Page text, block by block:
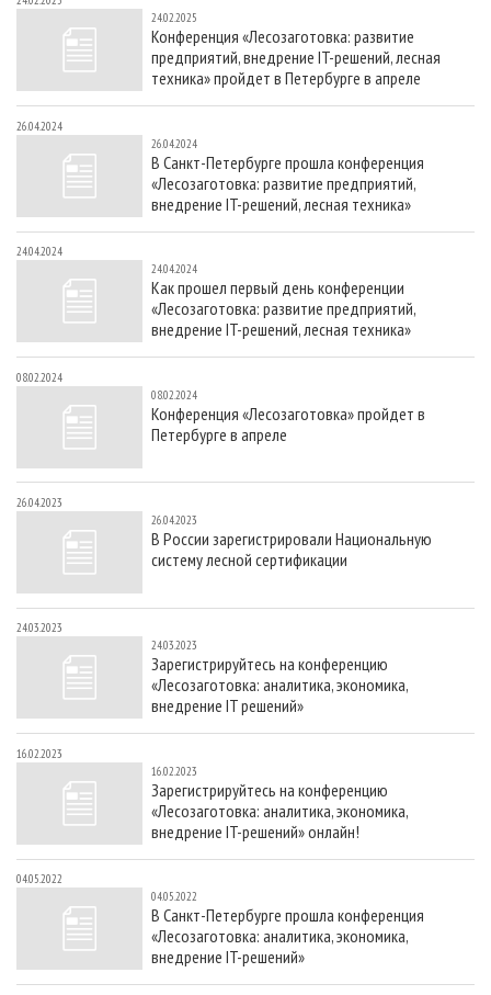
СУШКА ДРЕВЕСИНЫ
ПРОИЗВОДСТВО ДРЕВЕСНЫХ ПЛИТ
ДЕРЕВЯННОЕ ДОМОСТРОЕНИЕ
ПРОИЗВОДСТВО МЕБЕЛИ
БИОЭНЕРГЕТИКА
ЦБП
ИНСТРУМЕНТ И МАТЕРИАЛЫ
ПЕРСОНЫ
МОБИЛЬНЫЕ ВЫСТАВКИ
ОФИЦИАЛЬНЫЕ ДЕЛЕГАЦИИ
ПРИОРИТЕТНЫЕ ИНВЕСТПРОЕКТЫ
RUSSIAN FORESTRY REVIEW
ГАЗЕТА ЛЕСПРОМФОРУМ
БИБЛИОТЕКА СПЕЦИАЛИСТА
РЕКЛАМА НА САЙТЕ
24.02.2025
Конференция «Лесозаготовка: развитие
предприятий, внедрение IT-решений, лесная
техника» пройдет в Петербурге в апреле
26.04.2024
26.04.2024
В Санкт-Петербурге прошла конференция
«Лесозаготовка: развитие предприятий,
внедрение IT-решений, лесная техника»
24.04.2024
24.04.2024
Как прошел первый день конференции
«Лесозаготовка: развитие предприятий,
внедрение IT-решений, лесная техника»
08.02.2024
08.02.2024
Конференция «Лесозаготовка» пройдет в
Петербурге в апреле
26.04.2023
26.04.2023
В России зарегистрировали Национальную
систему лесной сертификации
24.03.2023
24.03.2023
Зарегистрируйтесь на конференцию
«Лесозаготовка: аналитика, экономика,
внедрение IT решений»
16.02.2023
16.02.2023
Зарегистрируйтесь на конференцию
«Лесозаготовка: аналитика, экономика,
внедрение IT-решений» онлайн!
04.05.2022
04.05.2022
В Санкт-Петербурге прошла конференция
«Лесозаготовка: аналитика, экономика,
внедрение IT-решений»